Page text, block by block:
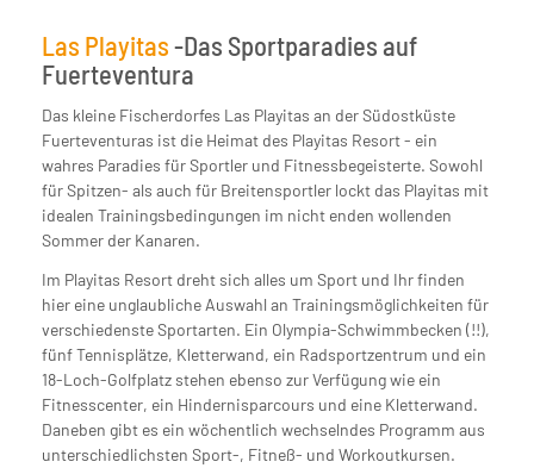
Las Playitas-Das Sportparadies auf
Fuerteventura
Das kleine Fischerdorfes Las Playitas an der Südostküste
Fuerteventuras ist die Heimat des Playitas Resort - ein
wahres Paradies für Sportler und Fitnessbegeisterte. Sowohl
für Spitzen- als auch für Breitensportler lockt das Playitas mit
idealen Trainingsbedingungen im nicht enden wollenden
Sommer der Kanaren.
Im Playitas Resort dreht sich alles um Sport und Ihr finden
hier eine unglaubliche Auswahl an Trainingsmöglichkeiten für
verschiedenste Sportarten. Ein Olympia-Schwimmbecken (!!),
fünf Tennisplätze, Kletterwand, ein Radsportzentrum und ein
18-Loch-Golfplatz stehen ebenso zur Verfügung wie ein
Fitnesscenter, ein Hindernisparcours und eine Kletterwand.
Daneben gibt es ein wöchentlich wechselndes Programm aus
unterschiedlichsten Sport-, Fitneß- und Workoutkursen.